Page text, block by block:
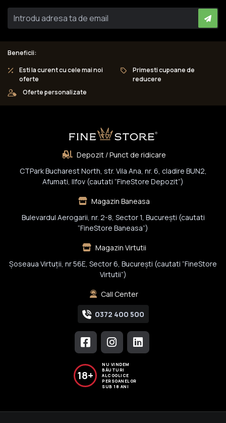
Beneficii:
Esti la curent cu cele mai noi
oferte
Primesti cupoane de
reducere
Oferte personalizate
Depozit / Punct de ridicare
CTPark Bucharest North, str. Vila Ana, nr. 6, cladire BUN2,
Afumati, Ilfov (cautati “FineStore Depozit”)
Magazin Baneasa
Bulevardul Aerogarii, nr. 2-8, Sector 1, Bucureşti (cautati
“FineStore Baneasa”)
Magazin Virtutii
Șoseaua Virtuții, nr 56E, Sector 6, București (cautati “FineStore
Virtutii”)
Call Center
0372 400 500
18+
NU VINDEM
BĂUTURI
ALCOOLICE
PERSOANELOR
SUB 18 ANI